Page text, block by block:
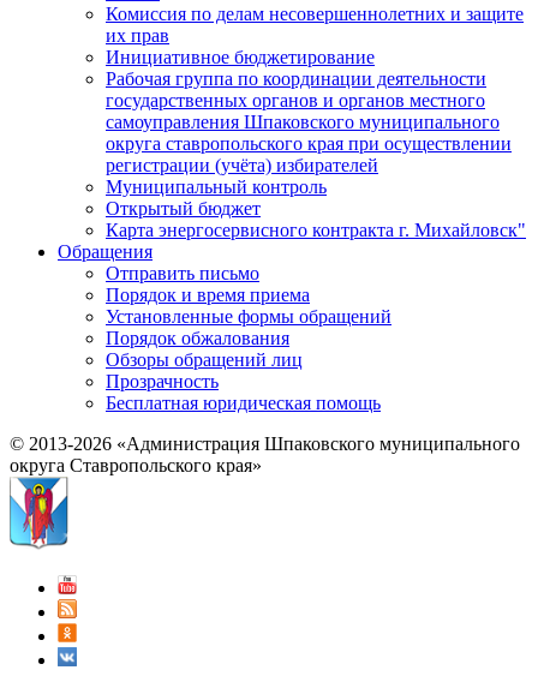
Комиссия по делам несовершеннолетних и защите
их прав
Инициативное бюджетирование
Рабочая группа по координации деятельности
государственных органов и органов местного
самоуправления Шпаковского муниципального
округа ставропольского края при осуществлении
регистрации (учёта) избирателей
Муниципальный контроль
Открытый бюджет
Карта энергосервисного контракта г. Михайловск"
Обращения
Отправить письмо
Порядок и время приема
Установленные формы обращений
Порядок обжалования
Обзоры обращений лиц
Прозрачность
Бесплатная юридическая помощь
© 2013-2026 «Администрация Шпаковского муниципального
округа Ставропольского края»